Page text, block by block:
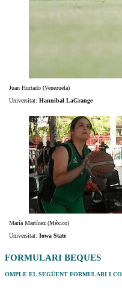
Juan Hurtado (Venezuela)
Universitat: Hannibal LaGrange
María Martínez (México)
Universitat: Iowa State
FORMULARI BEQUES
OMPLE EL SEGÜENT FORMULARI I